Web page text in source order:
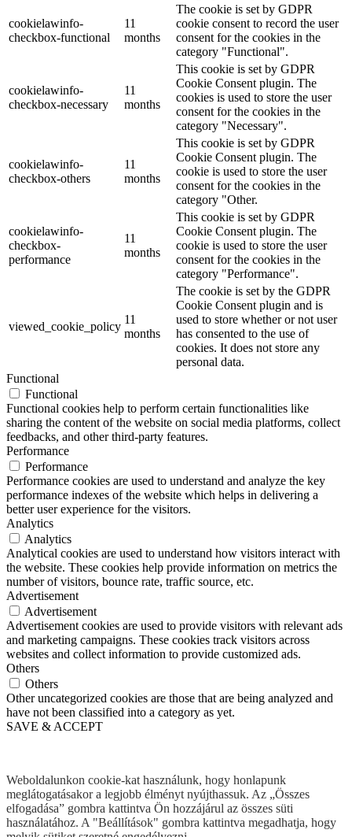
Weboldalunkon cookie-kat használunk, hogy honlapunk
meglátogatásakor a legjobb élményt nyújthassuk. Az „Összes
elfogadása” gombra kattintva Ön hozzájárul az összes süti
használatához. A "Beállítások" gombra kattintva megadhatja, hogy
cookielawinfo-
checkbox-functional
11
months
The cookie is set by GDPR
cookie consent to record the user
consent for the cookies in the
category "Functional".
cookielawinfo-
checkbox-necessary
11
months
This cookie is set by GDPR
Cookie Consent plugin. The
cookies is used to store the user
consent for the cookies in the
category "Necessary".
cookielawinfo-
checkbox-others
11
months
This cookie is set by GDPR
Cookie Consent plugin. The
cookie is used to store the user
consent for the cookies in the
category "Other.
cookielawinfo-
checkbox-
performance
11
months
This cookie is set by GDPR
Cookie Consent plugin. The
cookie is used to store the user
consent for the cookies in the
category "Performance".
viewed_cookie_policy
11
months
The cookie is set by the GDPR
Cookie Consent plugin and is
used to store whether or not user
has consented to the use of
cookies. It does not store any
personal data.
Functional
Functional
Functional cookies help to perform certain functionalities like
sharing the content of the website on social media platforms, collect
feedbacks, and other third-party features.
Performance
Performance
Performance cookies are used to understand and analyze the key
performance indexes of the website which helps in delivering a
better user experience for the visitors.
Analytics
Analytics
Analytical cookies are used to understand how visitors interact with
the website. These cookies help provide information on metrics the
number of visitors, bounce rate, traffic source, etc.
Advertisement
Advertisement
Advertisement cookies are used to provide visitors with relevant ads
and marketing campaigns. These cookies track visitors across
websites and collect information to provide customized ads.
Others
Others
Other uncategorized cookies are those that are being analyzed and
have not been classified into a category as yet.
SAVE & ACCEPT